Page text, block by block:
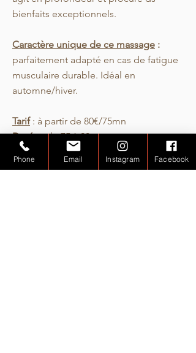
bienfaits exceptionnels.
Caractère unique de ce massage :
parfaitement adapté en cas de fatigue
musculaire durable. Idéal en
automne/hiver.
Tarif: à partir de 80€/75mn
Durée: de 75 à 90mn
Phone Email Instagram Facebook